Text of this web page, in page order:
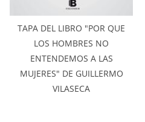
TAPA DEL LIBRO "POR QUE
LOS HOMBRES NO
ENTENDEMOS A LAS
MUJERES" DE GUILLERMO
VILASECA